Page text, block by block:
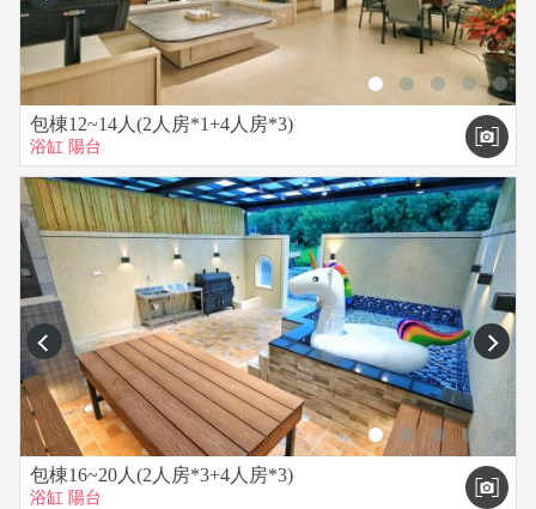
包棟12~14人(2人房*1+4人房*3)
浴缸 陽台
prev next
包棟16~20人(2人房*3+4人房*3)
浴缸 陽台